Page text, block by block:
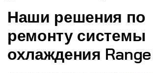
Наши решения по
ремонту системы
охлаждения